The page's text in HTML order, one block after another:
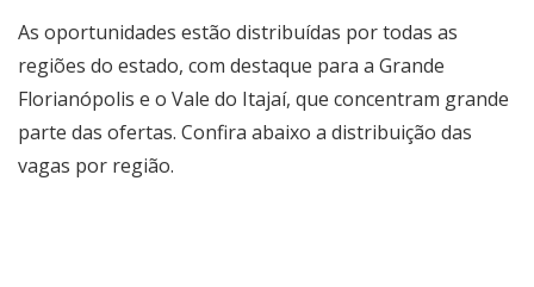
As oportunidades estão distribuídas por todas as
regiões do estado, com destaque para a Grande
Florianópolis e o Vale do Itajaí, que concentram grande
parte das ofertas. Confira abaixo a distribuição das
vagas por região.